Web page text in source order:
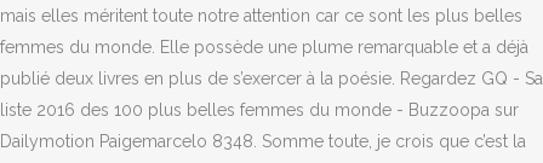
mais elles méritent toute notre attention car ce sont les plus belles
femmes du monde. Elle possède une plume remarquable et a déjà
publié deux livres en plus de s’exercer à la poésie. Regardez GQ - Sa
liste 2016 des 100 plus belles femmes du monde - Buzzoopa sur
Dailymotion Paigemarcelo 8348. Somme toute, je crois que c’est la